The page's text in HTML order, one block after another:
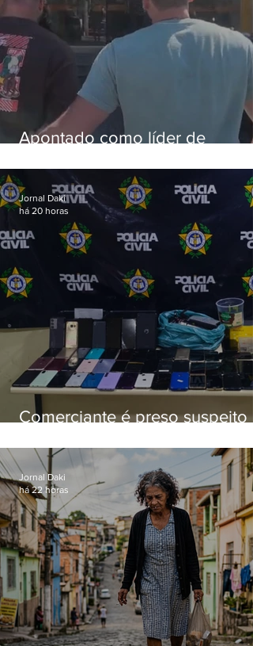
Apontado como líder de
aposentados é preso
Comerciante é preso suspeito
loja
Jornal Daki
há 20 horas
Jornal Daki
há 22 horas